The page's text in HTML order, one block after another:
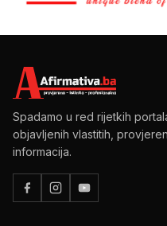
Spadamo u red rijetkih
objavljenih vlastitih,
informacija.